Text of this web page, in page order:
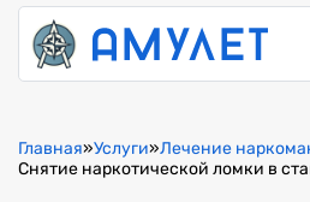
Главная»Услуги»Лечение
Снятие наркотической ломки в